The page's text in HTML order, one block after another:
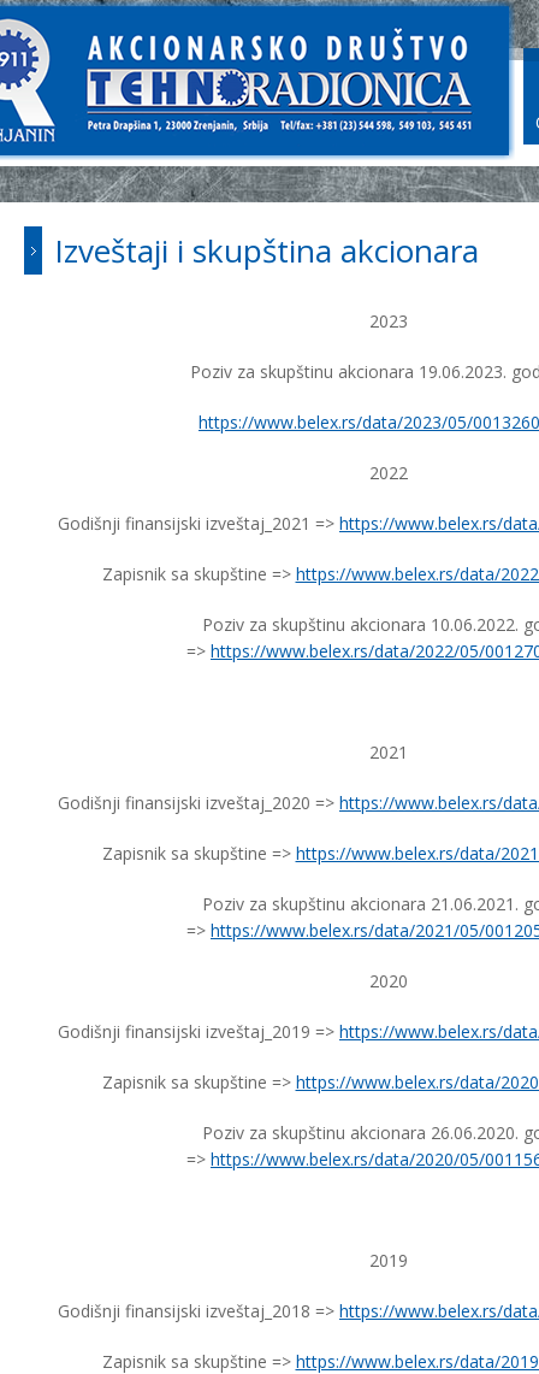
Izveštaji i skupština akcionara
2023
Poziv za skupštinu akcionara 19.06.2023.
https://www.belex.rs/data/2023/05/
2022
Godišnji finansijski izveštaj_2021 => https://www.belex.rs/
Zapisnik sa skupštine => https://www.belex.rs/data/
Poziv za skupštinu akcionara 10.06.2022.
=> https://www.belex.rs/data/2022/05/
2021
Godišnji finansijski izveštaj_2020 => https://www.belex.rs/
Zapisnik sa skupštine => https://www.belex.rs/data/
Poziv za skupštinu akcionara 21.06.2021.
=> https://www.belex.rs/data/2021/05/
2020
Godišnji finansijski izveštaj_2019 => https://www.belex.rs/
Zapisnik sa skupštine => https://www.belex.rs/data/
Poziv za skupštinu akcionara 26.06.2020.
=> https://www.belex.rs/data/2020/05/
2019
Godišnji finansijski izveštaj_2018 => https://www.belex.rs/
Zapisnik sa skupštine => https://www.belex.rs/data/